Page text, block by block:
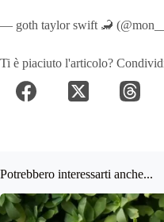
— goth taylor swift 🦂
Ti è piaciuto l'articolo?
Potrebbero interessarti anche...